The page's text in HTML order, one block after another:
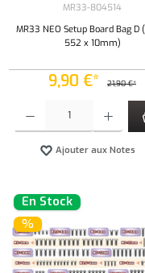
MR33-804514
MR33 NEO Setup Board Bag D
552 x 10mm)
9,90 €* 21,90 €*
Ajouter aux Notes
En Stock
%